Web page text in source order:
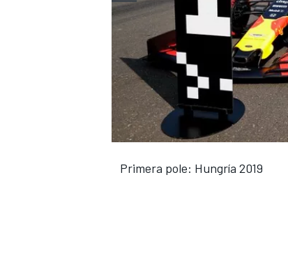
Primera pole: Hungría 2019